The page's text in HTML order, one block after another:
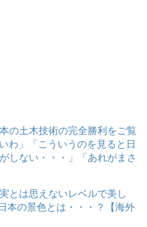
の土木技術の完全勝利をご覧
わ」「こういうのを見ると日
しない・・・」「あれがまさ
とは思えないレベルで美し
本の景色とは・・・？【海外